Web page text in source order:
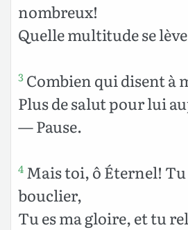
nombreux!
Quelle multitude se
3 Combien qui disent à
Plus de salut pour lui
— Pause.
4 Mais toi, ô Éternel! Tu
bouclier,
Tu es ma gloire, et tu